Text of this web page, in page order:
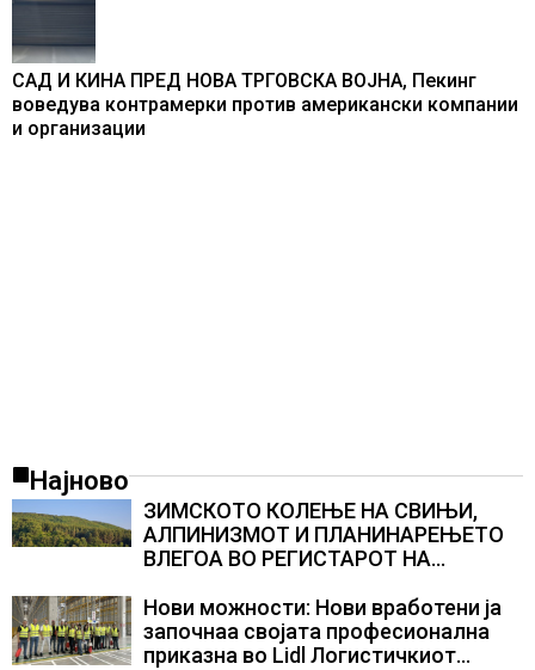
САД И КИНА ПРЕД НОВА ТРГОВСКА ВОЈНА, Пекинг
воведува контрамерки против американски компании
и организации
Најново
ЗИМСКОТО КОЛЕЊЕ НА СВИЊИ,
АЛПИНИЗМОТ И ПЛАНИНАРЕЊЕТО
ВЛЕГОА ВО РЕГИСТАРОТ НА
СЛОВЕНИЈА
Нови можности: Нови вработени ја
започнаа својата професионална
приказна во Lidl Логистичкиот